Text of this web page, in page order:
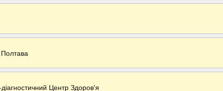
діагностичний Центр Здоров'я